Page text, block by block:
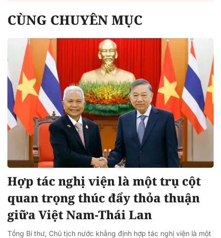
CÙNG CHUYÊN MỤC
Hợp tác nghị viện là một trụ cột
quan trọng thúc đẩy thỏa thuận
giữa Việt Nam-Thái Lan
Tổng Bí thư, Chủ tịch nước khẳng định hợp tác nghị viện là một